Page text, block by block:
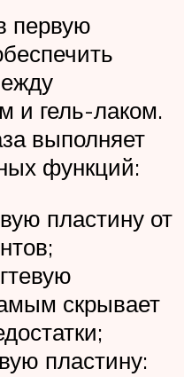
первую
и гель-лаком.
выполняет
функций:
пластину от
скрывает
пластину: